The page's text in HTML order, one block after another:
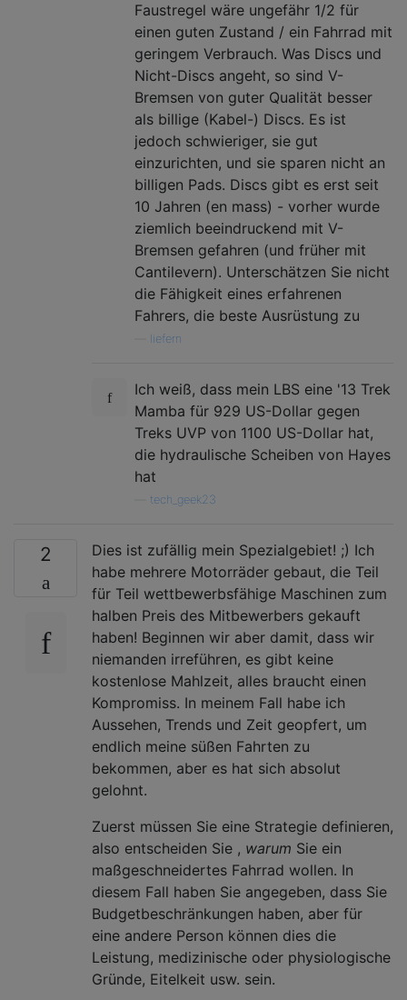
Faustregel wäre ungefähr 1/2 für
einen guten Zustand / ein Fahrrad mit
geringem Verbrauch. Was Discs und
Nicht-Discs angeht, so sind V-
Bremsen von guter Qualität besser
als billige (Kabel-) Discs. Es ist
jedoch schwieriger, sie gut
einzurichten, und sie sparen nicht an
billigen Pads. Discs gibt es erst seit
10 Jahren (en mass) - vorher wurde
ziemlich beeindruckend mit V-
Bremsen gefahren (und früher mit
Cantilevern). Unterschätzen Sie nicht
die Fähigkeit eines erfahrenen
Fahrers, die beste Ausrüstung zu
liefern
Ich weiß, dass mein LBS eine '13 Trek
Mamba für 929 US-Dollar gegen
Treks UVP von 1100 US-Dollar hat,
die hydraulische Scheiben von Hayes
hat
tech_geek23
2
Dies ist zufällig mein Spezialgebiet! ;) Ich
habe mehrere Motorräder gebaut, die Teil
für Teil wettbewerbsfähige Maschinen zum
halben Preis des Mitbewerbers gekauft
haben! Beginnen wir aber damit, dass wir
niemanden irreführen, es gibt keine
kostenlose Mahlzeit, alles braucht einen
Kompromiss. In meinem Fall habe ich
Aussehen, Trends und Zeit geopfert, um
endlich meine süßen Fahrten zu
bekommen, aber es hat sich absolut
gelohnt.
Zuerst müssen Sie eine Strategie definieren,
also entscheiden Sie , warum Sie ein
maßgeschneidertes Fahrrad wollen. In
diesem Fall haben Sie angegeben, dass Sie
Budgetbeschränkungen haben, aber für
eine andere Person können dies die
Leistung, medizinische oder physiologische
Gründe, Eitelkeit usw. sein.